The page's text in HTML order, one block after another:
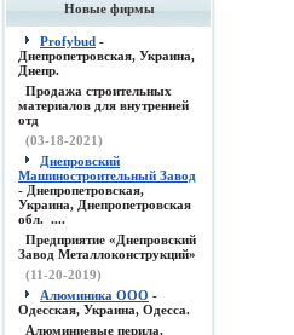
Новые фирмы
Profybud -
Днепропетровская, Украина,
Днепр.
Продажа строительных
материалов для внутренней
отд
(03-18-2021)
Днепровский
Машиностроительный Завод
- Днепропетровская,
Украина, Днепропетровская
обл. ....
Предприятие «Днепровский
Завод Металлоконструкций»
(11-20-2019)
Алюминика ООО -
Одесская, Украина, Одесса.
Алюминиевые перила,